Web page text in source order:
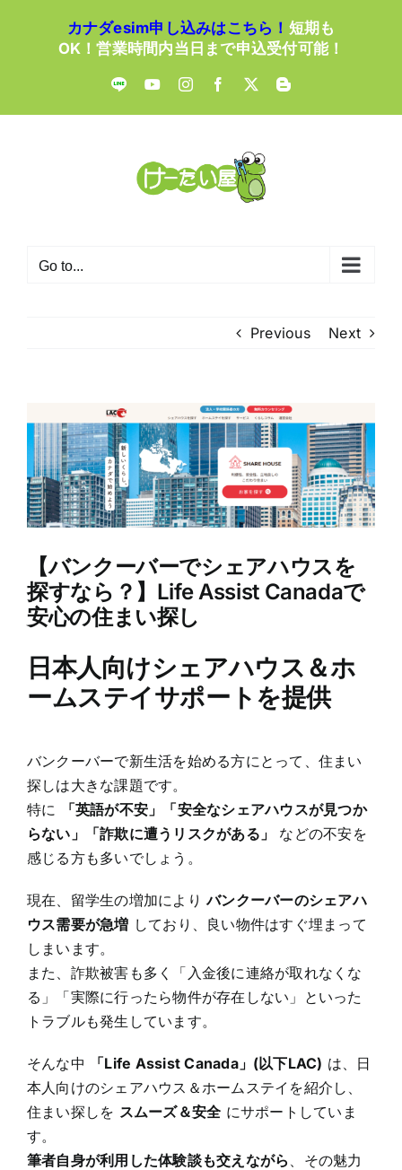
カナダesim申し込みはこちら！ 短期も
OK！営業時間内当日まで申込受付可能！
LINE YouTubeInstagramFacebook
X Blogger
Go to...
Previous Next
Larger
Image
【バンクーバーでシェアハウスを
探すなら？】Life Assist Canadaで
安心の住まい探し
日本人向けシェアハウス＆ホ
ームステイサポートを提供
バンクーバーで新生活を始める方にとって、住まい
探しは大きな課題です。
特に
「英語が不安」「安全なシェアハウスが見つか
らない」「詐欺に遭うリスクがある」
などの不安を
感じる方も多いでしょう。
現在、留学生の増加によりバンクーバーのシェアハ
ウス需要が急増 しており、良い物件はすぐ埋まって
しまいます。
また、詐欺被害も多く「入金後に連絡が取れなくな
る」「実際に行ったら物件が存在しない」といった
トラブルも発生しています。
そんな中 「Life Assist Canada」(以下LAC) は、日
本人向けのシェアハウス＆ホームステイを紹介し、
住まい探しを スムーズ＆安全 にサポートしていま
す。
筆者自身が利用した体験談も交えながら
、その魅力